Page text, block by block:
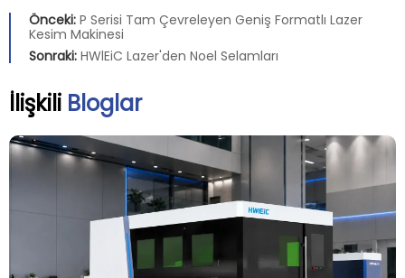
Önceki: P Serisi Tam Çevreleyen Geniş Formatlı Lazer
Kesim Makinesi
Sonraki: HWlEiC Lazer'den Noel Selamları
İlişkili Bloglar